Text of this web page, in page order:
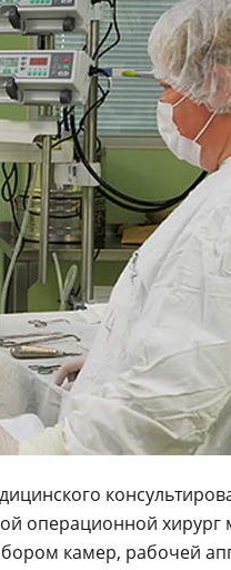
операционной хирург
камер, рабочей